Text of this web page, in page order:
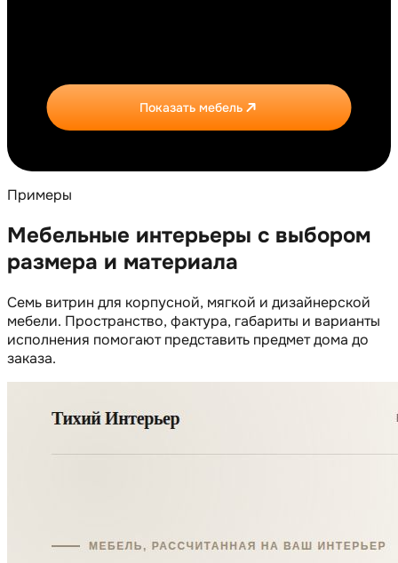
Показать мебель
Примеры
Мебельные интерьеры с выбором
размера и материала
Семь витрин для корпусной, мягкой и дизайнерской
мебели. Пространство, фактура, габариты и варианты
исполнения помогают представить предмет дома до
заказа.